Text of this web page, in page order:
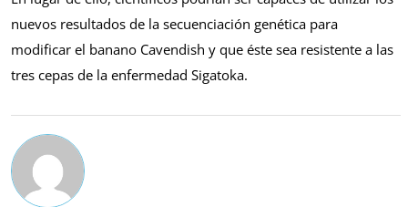
nuevos resultados de la secuenciación genética para
modificar el banano Cavendish y que éste sea resistente a las
tres cepas de la enfermedad Sigatoka.